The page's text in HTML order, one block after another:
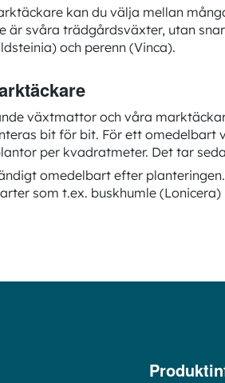
kan du välja mellan
är svåra trädgårdsväxter, utan
och perenn (Vinca).
växtmattor och våra
bit för bit. För ett
per kvadratmeter. Det tar
omedelbart efter
som t.ex. buskhumle